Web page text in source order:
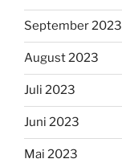
September 2023
August 2023
Juli 2023
Juni 2023
Mai 2023